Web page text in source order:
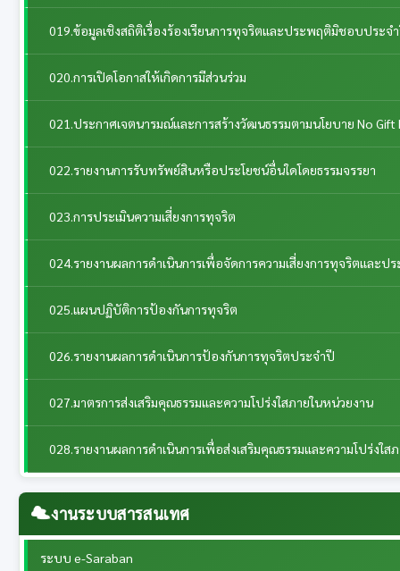
019.ข้อมูลเชิงสถิติเรื่องร้องเรียนการทุจริตและประพฤติมิชอบประจ
020.การเปิดโอกาสให้เกิดการมีส่วนร่วม
021.ประกาศเจตนารมณ์และการสร้างวัฒนธรรมตามนโยบาย No Gift
022.รายงานการรับทรัพย์สินหรือประโยชน์อื่นใดโดยธรรมจรรยา
023.การประเมินความเสี่ยงการทุจริต
024.รายงานผลการดำเนินการเพื่อจัดการความเสี่ยงการทุจริตและ
025.แผนปฏิบัติการป้องกันการทุจริต
026.รายงานผลการดำเนินการป้องกันการทุจริตประจำปี
027.มาตรการส่งเสริมคุณธรรมและความโปร่งใสภายในหน่วยงาน
028.รายงานผลการดำเนินการเพื่อส่งเสริมคุณธรรมและความโปร่งใส
งานระบบสารสนเทศ
ระบบ e-Saraban